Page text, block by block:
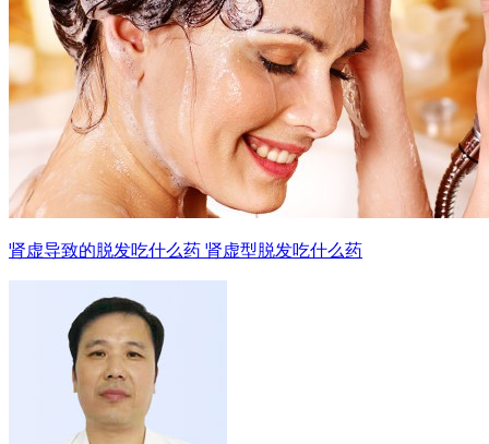
肾虚导致的脱发吃什么药 肾虚型脱发吃什么药